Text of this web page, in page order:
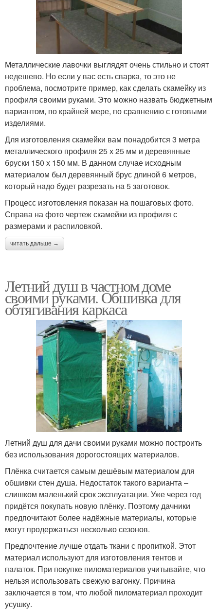
Металлические лавочки выглядят очень стильно и стоят
недешево. Но если у вас есть сварка, то это не
проблема, посмотрите пример, как сделать скамейку из
профиля своими руками. Это можно назвать бюджетным
вариантом, по крайней мере, по сравнению с готовыми
изделиями.
Для изготовления скамейки вам понадобится 3 метра
металлического профиля 25 х 25 мм и деревянные
бруски 150 х 150 мм. В данном случае исходным
материалом был деревянный брус длиной 6 метров,
который надо будет разрезать на 5 заготовок.
Процесс изготовления показан на пошаговых фото.
Справа на фото чертеж скамейки из профиля с
размерами и распиловкой.
читать дальше →
Летний душ в частном доме
своими руками. Обшивка для
обтягивания каркаса
Летний душ для дачи своими руками можно построить
без использования дорогостоящих материалов.
Плёнка считается самым дешёвым материалом для
обшивки стен душа. Недостаток такого варианта –
слишком маленький срок эксплуатации. Уже через год
придётся покупать новую плёнку. Поэтому дачники
предпочитают более надёжные материалы, которые
могут продержаться несколько сезонов.
Предпочтение лучше отдать ткани с пропиткой. Этот
материал используют для изготовления тентов и
палаток. При покупке пиломатериалов учитывайте, что
нельзя использовать свежую вагонку. Причина
заключается в том, что любой пиломатериал проходит
усушку.